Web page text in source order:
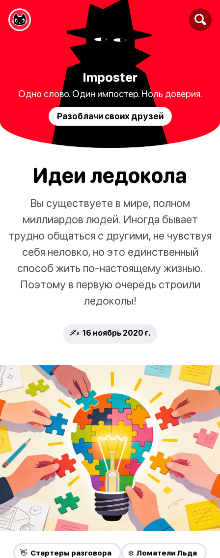
Imposter
Одно слово. Один импостер. Ноль доверия.
Разоблачи своих друзей
Идеи ледокола
Вы существуете в мире, полном
миллиардов людей. Иногда бывает
трудно общаться с другими, не чувствуя
себя неловко, но это единственный
способ жить по-настоящему жизнью.
Поэтому в первую очередь строили
ледоколы!
✍️ 16 ноябрь 2020 г.
👋 Стартеры разговора ❄️ Ломатели Льда